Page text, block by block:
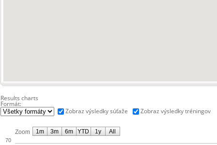
Results charts
Formát:
Zobraz výsledky súťaže
Zobraz výsledky tréningov
Zoom
70
1m 3m 6m YTD 1y All